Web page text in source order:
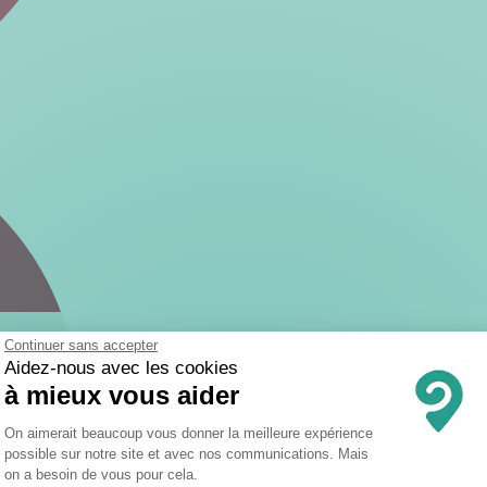
Continuer sans accepter
Aidez-nous avec les cookies
à mieux vous aider
Plateforme de Gestion du
On aimerait beaucoup vous donner la meilleure expérience
possible sur notre site et avec nos communications. Mais
on a besoin de vous pour cela.